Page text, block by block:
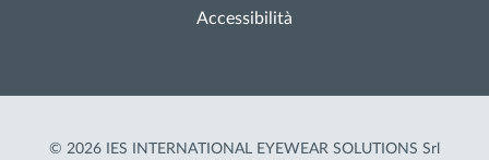
Accessibilità
© 2026 IES INTERNATIONAL EYEWEAR SOLUTIONS Srl